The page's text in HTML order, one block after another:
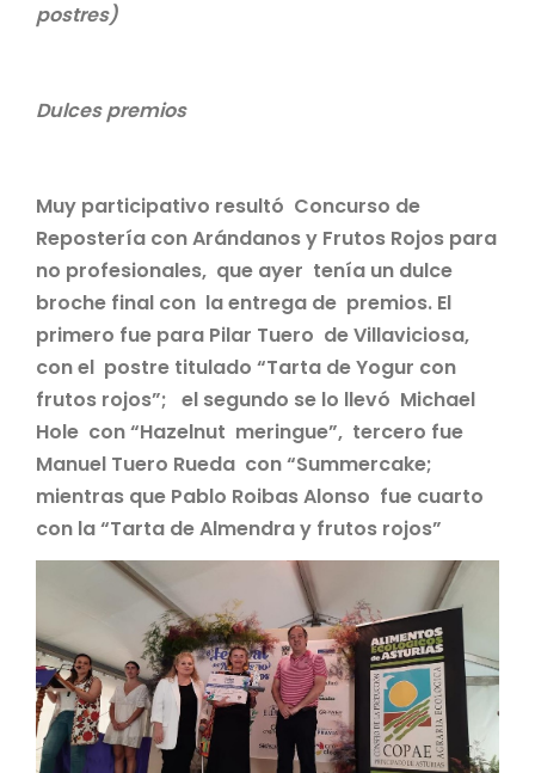
postres)
Dulces premios
Muy participativo resultó Concurso de
Repostería con Arándanos y Frutos Rojos para
no profesionales, que ayer tenía un dulce
broche final con la entrega de premios. El
primero fue para Pilar Tuero de Villaviciosa,
con el postre titulado “Tarta de Yogur con
frutos rojos”; el segundo se lo llevó Michael
Hole con “Hazelnut meringue”, tercero fue
Manuel Tuero Rueda con “Summercake;
mientras que Pablo Roibas Alonso fue cuarto
con la “Tarta de Almendra y frutos rojos”